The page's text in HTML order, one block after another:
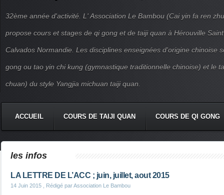
32ème année d'activité. L' Association Le Bambou (Cai yin fa ren
propose cours et stages de qi gong et de taiji quan à Hérouville
Calvados Normandie. Les disciplines enseignées d'origine chinoise
gong ou tao yin chi kung (gymnastique traditionnelle chinoise) et le
chuan) du style Yangjia michuan taiji quan.
ACCUEIL COURS DE TAIJI QUAN COURS DE QI GONG
les infos
LA LETTRE DE L’ACC ; juin, juillet, aout 2015
14 Juin 2015 , Rédigé par Association Le Bambou